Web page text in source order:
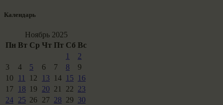
Календарь
Ноябрь 2025
Пн Вт Ср Чт Пт Сб Вс
1
2
3
4 5 6 7 8
9
10
11 12 13 14 15
16
17
18 19 20 21 22 23
24 25 26 27 28 29 30